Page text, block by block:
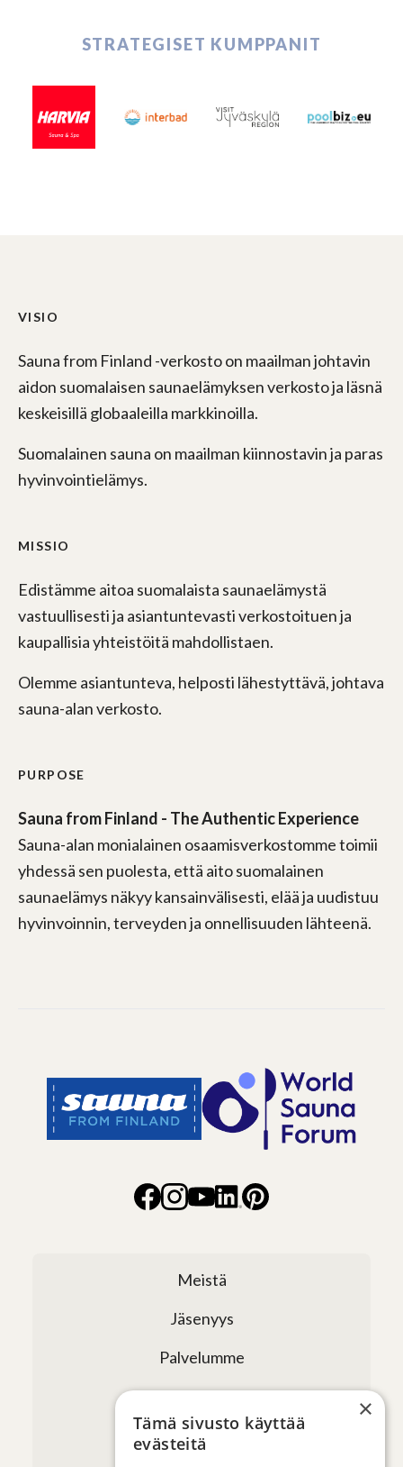
STRATEGISET KUMPPANIT
VISIO
Sauna from Finland -verkosto on maailman johtavin
aidon suomalaisen saunaelämyksen verkosto ja läsnä
keskeisillä globaaleilla markkinoilla.
Suomalainen sauna on maailman kiinnostavin ja paras
hyvinvointielämys.
MISSIO
Edistämme aitoa suomalaista saunaelämystä
vastuullisesti ja asiantuntevasti verkostoituen ja
kaupallisia yhteistöitä mahdollistaen.
Olemme asiantunteva, helposti lähestyttävä, johtava
sauna-alan verkosto.
PURPOSE
Sauna from Finland - The Authentic Experience
Sauna-alan monialainen osaamisverkostomme toimii
yhdessä sen puolesta, että aito suomalainen
saunaelämys näkyy kansainvälisesti, elää ja uudistuu
hyvinvoinnin, terveyden ja onnellisuuden lähteenä.
Meistä
Jäsenyys
Palvelumme
Verkostomme
Tapahtumat
×
Tämä sivusto käyttää
evästeitä